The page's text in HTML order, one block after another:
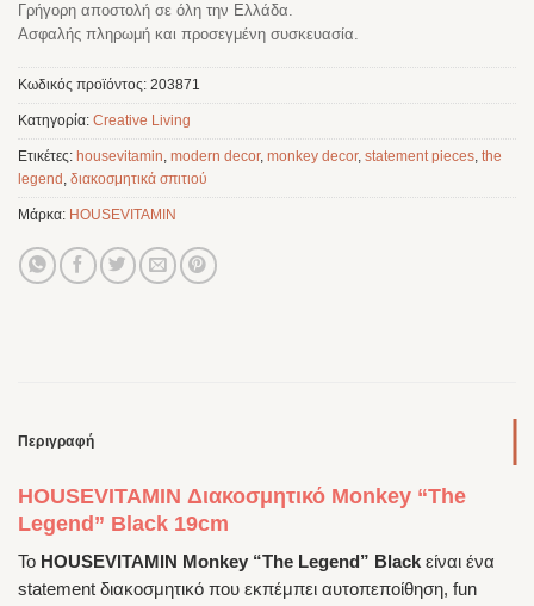
Γρήγορη αποστολή σε όλη την Ελλάδα.
Ασφαλής πληρωμή και προσεγμένη συσκευασία.
Κωδικός προϊόντος: 203871
Κατηγορία: Creative Living
Ετικέτες: housevitamin, modern decor, monkey decor, statement pieces, the
legend , διακοσμητικά σπιτιού
Μάρκα: HOUSEVITAMIN
Περιγραφή
HOUSEVITAMIN Διακοσμητικό Monkey “The
Legend” Black 19cm
Το HOUSEVITAMIN Monkey “The Legend” Black είναι ένα
statement διακοσμητικό που εκπέμπει αυτοπεποίθηση, fun